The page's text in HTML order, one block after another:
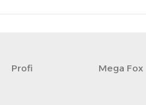
Mega Fox
Profi